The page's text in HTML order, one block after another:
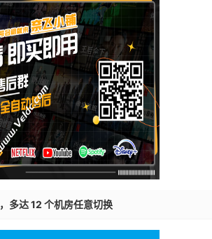
多达 12 个机房任意切换